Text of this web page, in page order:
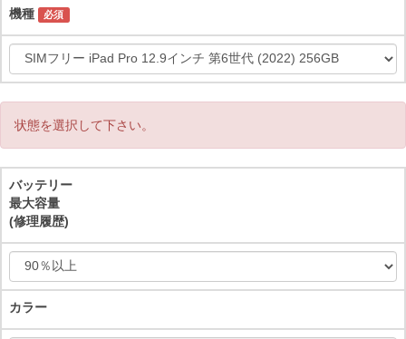
機種 必須
状態を選択して下さい。
バッテリー
最大容量
(修理履歴)
カラー